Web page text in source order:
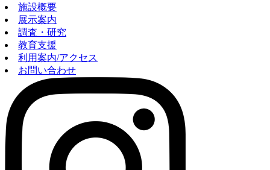
施設概要
展示案内
調査・研究
教育支援
利用案内/アクセス
お問い合わせ